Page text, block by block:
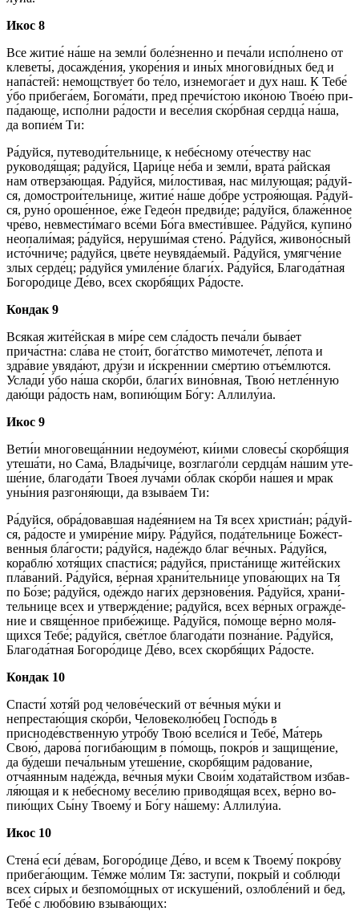
Икос 8
Все жи­тие́ на́­ше на зем­ли́ боле́зненно и пе­ча́­ли испо́лнено от
клеветы́, досажде́ния, укоре́ния и ины́х многови́дных бед и
на­па́с­тей: немощству́ет бо те́­ло, изнемога́ет и дух наш. К Те­бе́
у́бо при­бе­га́­ем, Бо­го­ма́­ти, пред пре­чи́с­тою ико́­ною Твое́ю при­
па́­даю­ще, ис­по́л­ни ра́­дос­ти и ве­се́­лия ско́рбная серд­ца́ на́­ша,
да во­пи­е́м Ти:
Ра́­дуй­ся, путеводи́тельнице, к небе́сному оте́честву нас
руководя́щая; ра́­дуй­ся, Ца­ри́­це не́­ба и зем­ли́, врата́ ра́йс­кая
нам отверза́ющая. Ра́­дуй­ся, ми́лостивая, нас ми́лующая; ра́­дуй­
ся, домострои́тельнице, жи­тие́ на́­ше до́б­ре устроя́ющая. Ра́­дуй­
ся, руно́ ороше́нное, е́же Гедео́н предви́де; ра́­дуй­ся, блаже́нное
чре́во, не­вме­сти́­ма­го все́­ми Бо́­га вмести́вшее. Ра́­дуй­ся, купино́
неопали́мая; ра́­дуй­ся, неруши́мая сте­но́. Ра́­дуй­ся, жи­во­но́с­ный
ис­то́ч­ни­че; ра́­дуй­ся, цве́­те не­увя­да́­емый. Ра́­дуй­ся, умягче́ние
злых сер­де́ц; ра́­дуй­ся умиле́ние бла­ги́х. Ра́­дуй­ся, Бла­го­да́т­ная
Бо­го­ро́­ди­це Де́­во, всех скор­бя́­щих Ра́­дос­те.
Кондак 9
Вся­кая жите́йская в ми́­ре сем сла́­дость пе­ча́­ли бы­ва́­ет
прича́стна: сла́­ва не стои́т, бо­га́т­ство мимотече́т, ле́пота и
здра́­вие увяда́ют, дру́зи и и́скреннии сме́р­тию отъе́млются.
Услади́ у́бо на́­ша ско́р­би, бла­ги́х вино́вная, Твою́ нетле́нную
даю́щи ра́­дость нам, во­пию́­щим Бо́­гу: Алли­лу́иа.
Икос 9
Ве­ти́и мно­го­ве­ща́н­нии не­до­уме́­ют, ки́ими сло­ве­сы́ скорбя́щия
утеша́ти, но Сама́, Вла­ды́­чи­це, возглаго́ли сердца́м на́­шим уте­
ше́­ние, бла­го­да́­ти Твоея́ лу­ча́­ми о́блак ско́р­би на́шея и мрак
уны́ния разгоня́ющи, да взы­ва́­ем Ти:
Ра́­дуй­ся, обра́довавшая наде́янием на Тя всех хри­сти­а́н; ра́­дуй­
ся, ра́­дос­те и умире́ние ми́­ру. Ра́­дуй­ся, пода́тельнице Бо­же́ст­
вен­ныя бла́­гос­ти; ра́­дуй­ся, на­де́ж­до благ ве́ч­ных. Ра́­дуй­ся,
кораблю́ хотя́щих спас­ти́­ся; ра́­дуй­ся, при­ста́­ни­ще жите́йских
пла́ваний. Ра́­дуй­ся, ве́р­ная хра­ни́­тель­ни­це упова́ющих на Тя
по Бо́­зе; ра́­дуй­ся, оде́ж­до на­ги́х дерзнове́ния. Ра́­дуй­ся, хра­ни́­
тель­ни­це всех и утвер­жде́­ние; ра́­дуй­ся, всех ве́р­ных ог­раж­де́­
ние и свяще́нное при­бе́­жи­ще. Ра́­дуй­ся, по́­мо­ще ве́р­но мо­ля́­
щих­ся Те­бе́; ра́­дуй­ся, све́т­лое бла­го­да́­ти позна́ние. Ра́­дуй­ся,
Бла­го­да́т­ная Бо­го­ро́­ди­це Де́­во, всех скор­бя́­щих Ра́­дос­те.
Кондак 10
Спас­ти́ хо­тя́й род челове́ческий от ве́ч­ныя му́­ки и
непрестаю́щия ско́р­би, Человеколю́бец Гос­по́дь в
присноде́вственную утро́бу Твою́ все­ли́­ся и Те­бе́, Ма́­терь
Свою́, да­ро­ва́ погиба́ющим в по́­мощь, по­кро́в и за­щи­ще́­ние,
да бу́деши печа́льным уте­ше́­ние, скор­бя́­щим ра́­до­ва­ние,
отча́янным наде́жда, ве́ч­ныя му́­ки Сво­и́м хо­да́­тай­ством из­бав­
ля́ю­щая и к небе́сному весе́лию приводя́щая всех, ве́р­но во­
пию́­щих Сы́­ну Тво­ему́ и Бо́­гу на́­ше­му: Алли­лу́иа.
Икос 10
Сте­на́ еси́ де́­вам, Бо­го­ро́­ди­це Де́­во, и всем к Тво­ему́ по­кро́­ву
при­бе­га́ю­щим. Те́м­же мо́­лим Тя: за­сту­пи́, по­кры́й и соблюди́
всех си́­рых и без­по­мо́щ­ных от ис­ку­ше́­ний, озлобле́ний и бед,
Те­бе́ с лю­бо́­вию взыва́ющих: